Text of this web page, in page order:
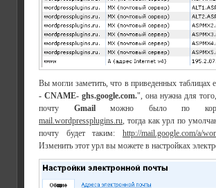
Вы могли заметить, что в приведенных таблицах
- CNAME- ghs.google.com.", она нужна для
почту Gmailможно было по
mail.wordpressplugins.ru, тогда как урл по
почту будет таким: http://mail.google.com/a/
Изменить этот урл вы можете в настройках